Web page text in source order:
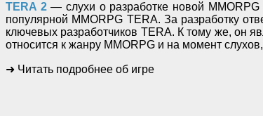
TERA 2— слухи о разработке новой
популярной MMORPG TERA. За разработку
ключевых разработчиков TERA. К тому же, он
относится к жанру MMORPG и на момент
➜ Читать подробнее об игре